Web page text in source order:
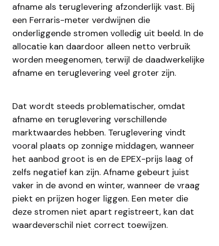
afname als teruglevering afzonderlijk vast. Bij
een Ferraris-meter verdwijnen die
onderliggende stromen volledig uit beeld. In de
allocatie kan daardoor alleen netto verbruik
worden meegenomen, terwijl de daadwerkelijke
afname en teruglevering veel groter zijn.
Dat wordt steeds problematischer, omdat
afname en teruglevering verschillende
marktwaardes hebben. Teruglevering vindt
vooral plaats op zonnige middagen, wanneer
het aanbod groot is en de EPEX-prijs laag of
zelfs negatief kan zijn. Afname gebeurt juist
vaker in de avond en winter, wanneer de vraag
piekt en prijzen hoger liggen. Een meter die
deze stromen niet apart registreert, kan dat
waardeverschil niet correct toewijzen.